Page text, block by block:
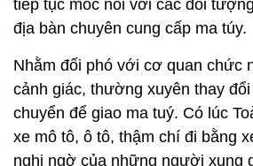
tiếp tục móc nối với các đối
địa bàn chuyên cung cấp ma túy.
Nhằm đối phó với cơ quan chức
cảnh giác, thường xuyên thay
chuyển để giao ma tuý. Có lúc
xe mô tô, ô tô, thậm chí đi bằng
nghi ngờ của những người xung